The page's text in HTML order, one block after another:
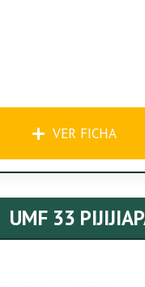
VER FICHA
UMF 33